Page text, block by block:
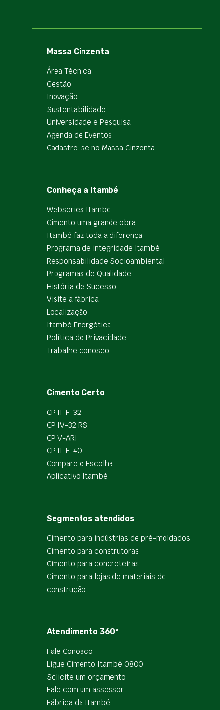
Massa Cinzenta
Área Técnica
Gestão
Inovação
Sustentabilidade
Universidade e Pesquisa
Agenda de Eventos
Cadastre-se no Massa Cinzenta
Conheça a Itambé
Webséries Itambé
Cimento uma grande obra
Itambé faz toda a diferença
Programa de integridade Itambé
Responsabilidade Socioambiental
Programas de Qualidade
História de Sucesso
Visite a fábrica
Localização
Itambé Energética
Política de Privacidade
Trabalhe conosco
Cimento Certo
CP II-F-32
CP IV-32 RS
CP V-ARI
CP II-F-40
Compare e Escolha
Aplicativo Itambé
Segmentos atendidos
Cimento para indústrias de pré-moldados
Cimento para construtoras
Cimento para concreteiras
Cimento para lojas de materiais de
construção
Atendimento 360º
Fale Conosco
Ligue Cimento Itambé 0800
Solicite um orçamento
Fale com um assessor
Fábrica da Itambé